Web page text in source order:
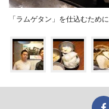
「ラムゲタン」を仕込むため